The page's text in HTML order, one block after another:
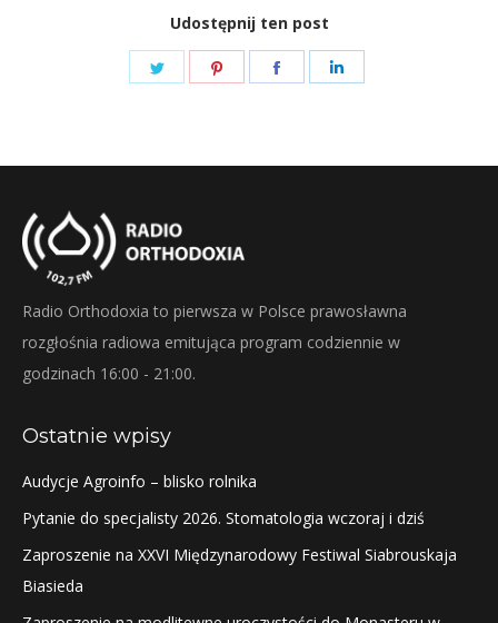
Udostępnij ten post
Share
Share
Share
Radio Orthodoxia to pierwsza w Polsce prawosławna
rozgłośnia radiowa emitująca program codziennie w
godzinach 16:00 - 21:00.
Ostatnie wpisy
Audycje Agroinfo – blisko rolnika
Pytanie do specjalisty 2026. Stomatologia wczoraj i dziś
Zaproszenie na XXVI Międzynarodowy Festiwal Siabrouskaja
Biasieda